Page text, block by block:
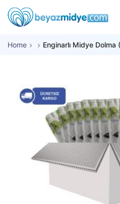
Skip to main content
Midye
Mobile Menu
Home Enginarlı Midye